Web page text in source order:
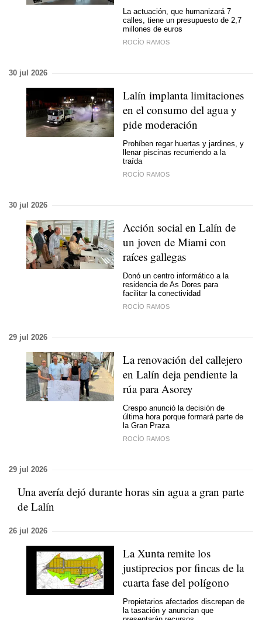
La actuación, que humanizará 7
calles, tiene un presupuesto de 2,7
millones de euros
ROCÍO RAMOS
30 jul 2026
Lalín implanta limitaciones
en el consumo del agua y
pide moderación
Prohíben regar huertas y jardines, y
llenar piscinas recurriendo a la
traída
ROCÍO RAMOS
30 jul 2026
Acción social en Lalín de
un joven de Miami con
raíces gallegas
Donó un centro informático a la
residencia de As Dores para
facilitar la conectividad
ROCÍO RAMOS
29 jul 2026
La renovación del callejero
en Lalín deja pendiente la
rúa para Asorey
Crespo anunció la decisión de
última hora porque formará parte de
la Gran Praza
ROCÍO RAMOS
29 jul 2026
Una avería dejó durante horas sin agua a gran parte
de Lalín
26 jul 2026
La Xunta remite los
justiprecios por fincas de la
cuarta fase del polígono
Propietarios afectados discrepan de
la tasación y anuncian que